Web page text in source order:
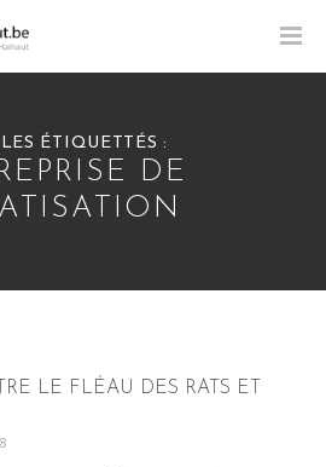
ÉTIQUETTÉS :
DE
LE FLÉAU DES RATS ET